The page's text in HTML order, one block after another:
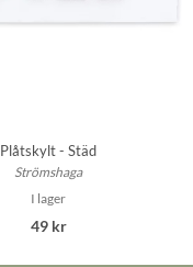
Plåtskylt - Städ
Strömshaga
I lager
49 kr